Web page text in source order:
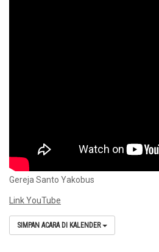
Gereja Santo Yakobus
Link YouTube
SIMPAN ACARA DI KALENDER